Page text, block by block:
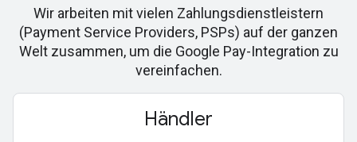
Wir arbeiten mit vielen Zahlungsdienstleistern
(Payment Service Providers, PSPs) auf der ganzen
Welt zusammen, um die Google Pay-Integration zu
vereinfachen.
Händler